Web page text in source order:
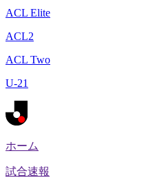
ACL Elite
ACL2
ACL Two
U-21
ホーム
試合速報